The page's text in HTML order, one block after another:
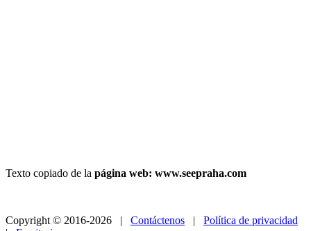
Texto copiado de la página web: www.seepraha.com
Copyright © 2016-2026 | Contáctenos | Política de privacidad